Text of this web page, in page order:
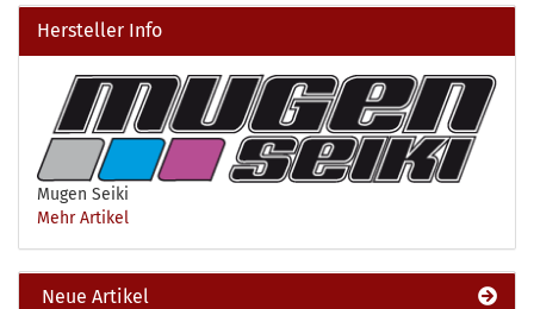
Hersteller Info
Mugen Seiki
Mehr Artikel
Neue Artikel